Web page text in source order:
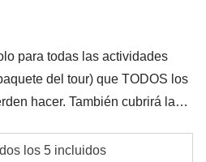
para todas las actividades
del tour) que TODOS los
hacer. También cubrirá la
200€y lo recoge el
locales
los 5 incluidos